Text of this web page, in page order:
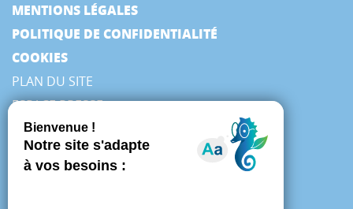
MENTIONS LÉGALES
POLITIQUE DE CONFIDENTIALITÉ
COOKIES
PLAN DU SITE
ESPACE PRESSE